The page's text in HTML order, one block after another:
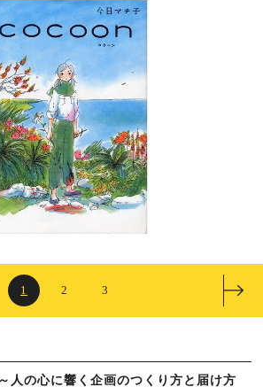
1 2 3
人の心に響く企画のつくり方と届け方